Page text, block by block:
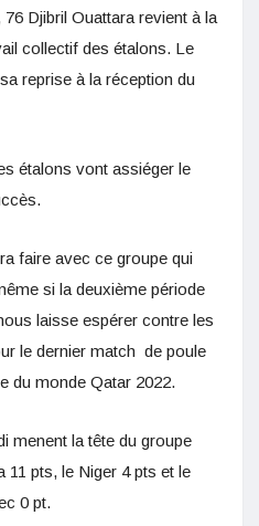
Djibril Ouattara revient à la
collectif des étalons. Le
reprise à la réception du
étalons vont assiéger le
faire avec ce groupe qui
si la deuxième période
laisse espérer contre les
le dernier match de poule
du monde Qatar 2022.
menent la tête du groupe
11 pts, le Niger 4 pts et le
0 pt.